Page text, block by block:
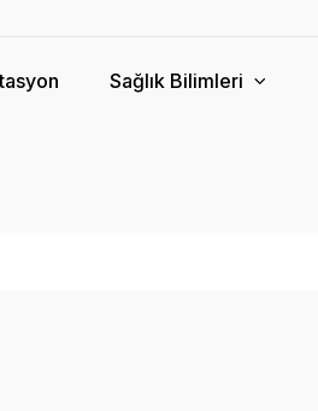
Sağlık Bilimleri